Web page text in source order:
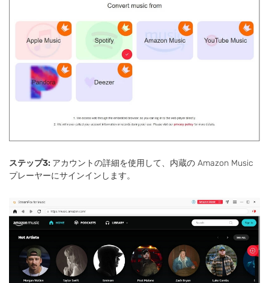
ステップ3: アカウントの詳細を使用して、内蔵の Amazon Music
プレーヤーにサインインします。